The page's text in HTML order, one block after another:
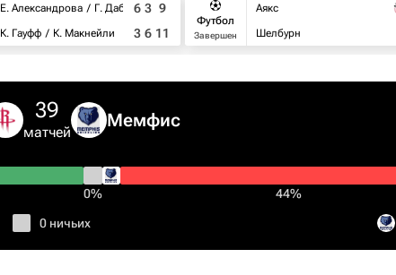
Е. Александрова
Г. Дабровски
К. Гауфф
К. Макнейли
6 3 9
3 6 11
Футбол
Завершен
Аякс
Шелбурн
39
матчей
Мемфис
0% 44%
0 ничьих